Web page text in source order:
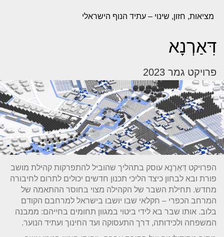
מציאות, חזון, שינוי – עתיד הנוף הישראלי
דִּאַרְנָא
פרויקט גמר 2023
הפרויקט דִּאַרְנָא עוסק בתהליך שהוביל להתפרקות קהילת מושב
פורת ובא לבחון כיצד הליכי תכנון חדשים יכולים לתרום לחיבורה
מחדש. תחילת השבר של הקהילה מצוי בחוסר ההתאמה של
המרחב הכפרי – חקלאי שבו יושבו בישראל למרחבם הקודם
בלוב. אותו שבר בא לידי ביטוי במגוון תחומים בחייהם: ממבנה
המשפחה ולכידותה, דרך התעסוקה ועד החינוך ועתיד הנוער.